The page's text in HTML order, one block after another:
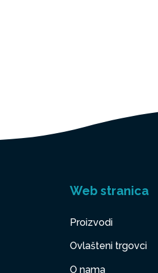
Web stranica
Proizvodi
Ovlašteni trgovci
O nama